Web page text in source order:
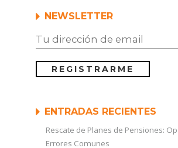
NEWSLETTER
ENTRADAS RECIENTES
Rescate de Planes de Pensiones:
Errores Comunes